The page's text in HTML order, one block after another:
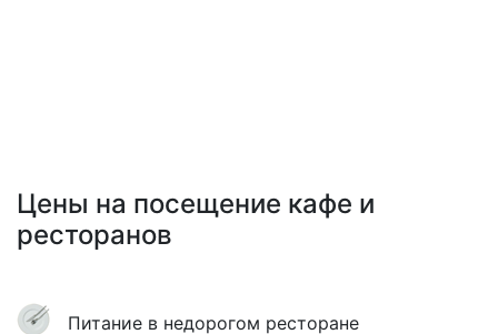
Цены на посещение кафе и
ресторанов
Питание в недорогом ресторане